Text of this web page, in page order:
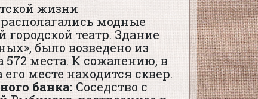
жизни
модные
театр. Здание
было возведено из
места. К сожалению, в
месте находится сквер.
банка: Соседство с